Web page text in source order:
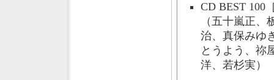
CD BEST 100
（五十嵐正
治、真保みゆ
とうよう、祢
洋、若杉実）